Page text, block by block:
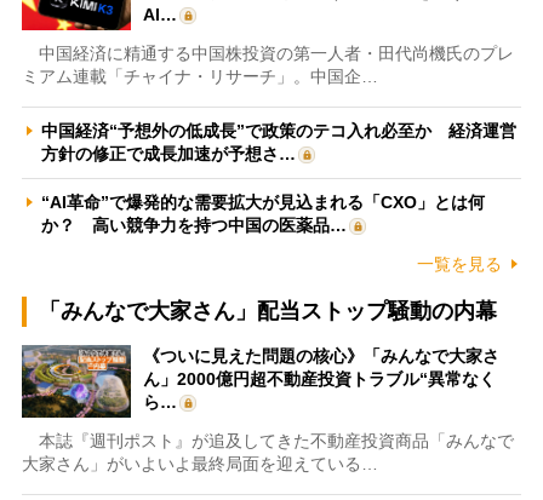
AI…
中国経済に精通する中国株投資の第一人者・田代尚機氏のプレ
ミアム連載「チャイナ・リサーチ」。中国企…
中国経済“予想外の低成長”で政策のテコ入れ必至か 経済運営
方針の修正で成長加速が予想さ…
“AI革命”で爆発的な需要拡大が見込まれる「CXO」とは何
か？ 高い競争力を持つ中国の医薬品…
一覧を見る
「みんなで大家さん」配当ストップ騒動の内幕
《ついに見えた問題の核心》「みんなで大家さ
ん」2000億円超不動産投資トラブル“異常なく
ら…
本誌『週刊ポスト』が追及してきた不動産投資商品「みんなで
大家さん」がいよいよ最終局面を迎えている…